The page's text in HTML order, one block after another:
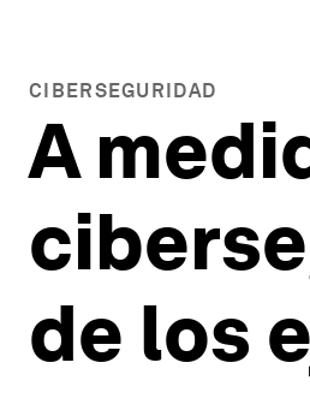
CIBERSEGURIDAD
A
de los